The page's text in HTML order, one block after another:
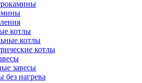
котлы
котлы
котлы
завесы
без нагрева